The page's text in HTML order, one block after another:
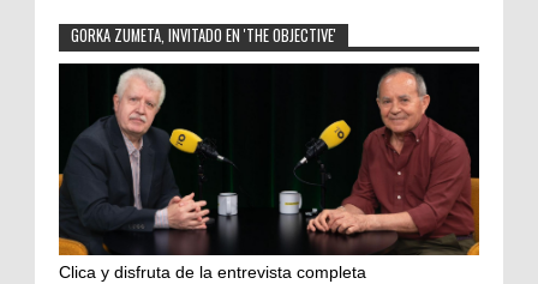
GORKA ZUMETA, INVITADO EN 'THE OBJECTIVE'
Clica y disfruta de la entrevista completa